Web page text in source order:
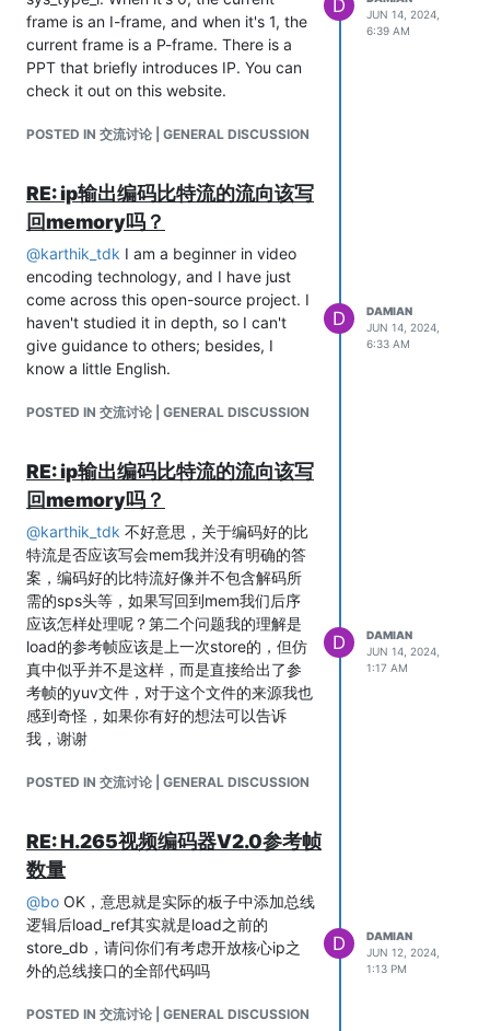
frame is an I-frame, and when it's 1, the
current frame is a P-frame. There is a
PPT that briefly introduces IP. You can
check it out on this website.
POSTED IN 交流讨论 | GENERAL DISCUSSION
D
JUN 14, 2024,
6:39 AM
RE: ip输出编码比特流的流向该写
回memory吗？
@karthik_tdk I am a beginner in video
encoding technology, and I have just
come across this open-source project. I
haven't studied it in depth, so I can't
give guidance to others; besides, I
know a little English.
POSTED IN 交流讨论 | GENERAL DISCUSSION
D
DAMIAN
JUN 14, 2024,
6:33 AM
RE: ip输出编码比特流的流向该写
回memory吗？
@karthik_tdk 不好意思，关于编码好的比
特流是否应该写会mem我并没有明确的答
案，编码好的比特流好像并不包含解码所
需的sps头等，如果写回到mem我们后序
应该怎样处理呢？第二个问题我的理解是
load的参考帧应该是上一次store的，但仿
真中似乎并不是这样，而是直接给出了参
考帧的yuv文件，对于这个文件的来源我也
感到奇怪，如果你有好的想法可以告诉
我，谢谢
POSTED IN 交流讨论 | GENERAL DISCUSSION
D
DAMIAN
JUN 14, 2024,
1:17 AM
RE: H.265视频编码器V2.0参考帧
数量
@bo OK，意思就是实际的板子中添加总线
逻辑后load_ref其实就是load之前的
store_db，请问你们有考虑开放核心ip之
外的总线接口的全部代码吗
POSTED IN 交流讨论 | GENERAL DISCUSSION
D
DAMIAN
JUN 12, 2024,
1:13 PM